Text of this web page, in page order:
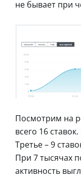
не бывает при
Посмотрим на
всего 16
Третье – 9
При 7 тысячах
активность